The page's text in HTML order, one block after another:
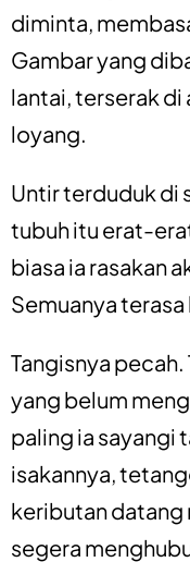
diminta,
Gambar yang
lantai, terserak di
loyang.
Untir terduduk di
tubuh itu erat-
biasa ia rasakan
Semuanya
Tangisnya
yang belum
paling ia sayangi
isakannya,
keributan datang
segera